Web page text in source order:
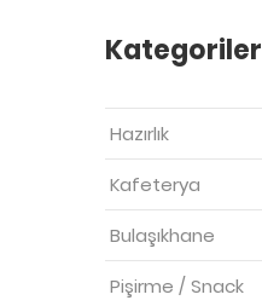
Kategoriler
Hazırlık
Kafeterya
Bulaşıkhane
Pişirme / Snack